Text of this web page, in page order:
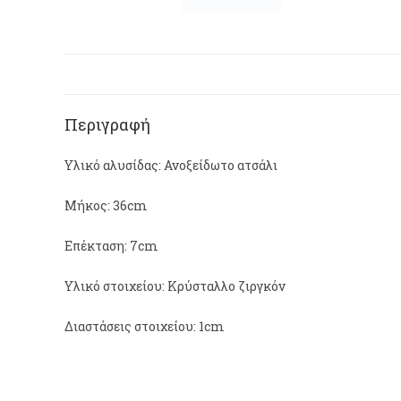
Περιγραφή
Υλικό αλυσίδας: Ανοξείδωτο ατσάλι
Μήκος: 36cm
Επέκταση: 7cm
Υλικό στοιχείου: Κρύσταλλο ζιργκόν
Διαστάσεις στοιχείου: 1cm